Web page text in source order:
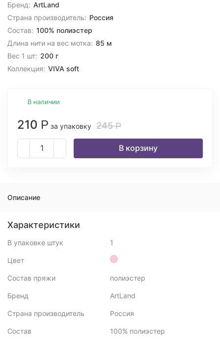
Бренд: ArtLand
Страна производитель: Россия
Состав: 100% полиэстер
Длина нити на вес мотка: 85 м
Вес 1 шт: 200 г
Коллекция: VIVA soft
В наличии
210 Р за упаковку 245Р
В корзину
Описание
Характеристики
В упаковке штук 1
Цвет
Состав пряжи полиэстер
Бренд ArtLand
Страна производитель Россия
Состав 100% полиэстер